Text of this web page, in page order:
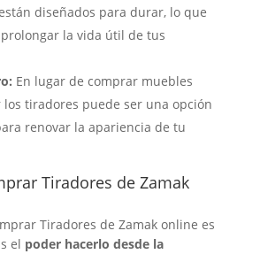
diseñados para durar, lo que
la vida útil de tus
En lugar de comprar muebles
los tiradores puede ser una opción
renovar la apariencia de tu
Tiradores de Zamak
Tiradores de Zamakonline es
el poder hacerlo desde la